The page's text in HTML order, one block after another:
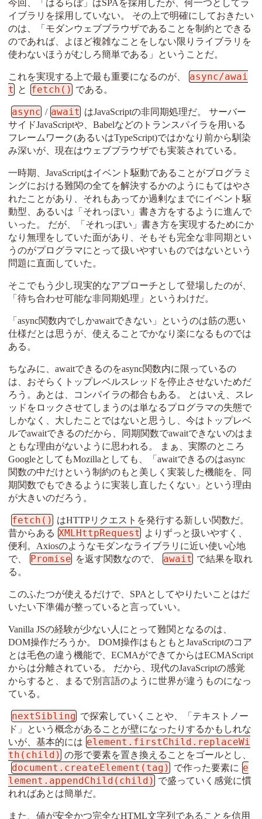
今回、「はるらぼ」はSPAを採用したが、何一つとしてラ
イブラリを採用していない。 その上で明確にしておきたい
のは、「モダンウェブブラウザであることを制約とできる
のであれば、よほど複雑なことをしない限りライブラリを
使わないほうがむしろ簡単である」ということだ。
これを実現する上で最も重要になるのが、
async/awai
t と fetch() である。
async / await はJavaScriptの非同期処理だ。 サーバー
サイドJavaScriptや、Babelなどのトランスパイラを用いる
フレームワーク(あるいはTypeScript)ではかなり前から馴染
み深いが、現在はウェブブラウザでも実装されている。
一時期、JavaScriptはイベント駆動であることがプログラミ
ングにおける難関の全てを解決するかのようにもてはやさ
れたことがあり、それもあってか過剰なまでにイベント駆
動型、あるいは「それっぽい」書き方をするように進んで
いった。 だが、「それっぽい」書き方を実現するためにか
なり無理をしていた面があり、そもそも完全な非同期とい
うのがプログラマにとって扱いやすいものではないという
問題に直面していた。
そこでもう少し現実的なアプローチとして登場したのが、
「待ち合わせ可能な非同期処理」というわけだ。
「async関数内でしかawaitできない」というのは筋の悪い
仕様だとは思うが、使えることでかなり楽になるものでは
ある。
ちなみに、awaitできるのをasync関数内に限っているの
は、おそらくトップレベルスレッドを停止させないためだ
ろう。あとは、コンパイラの都合もある。 とはいえ、スレ
ッドをロックさせてしまうのは単なるプログラマの失態で
しかなく、大したことではないと思うし、今はトップレベ
ルでawaitできるのだから、同期関数でawaitできないのはま
ともな理由がないように思われる。 まぁ、実際のところ
GoogleとしてもMozillaとしても、「awaitできるのはasync
関数の中だけという制約のもと美しく実装した機能を、同
期関数でもできるように実装し直したくない」という理由
が大きいのだろう。
fetch() はHTTPリクエストを発行する新しい関数だ。
昔からある XMLHttpRequest よりずっと扱いやすく、
便利。Axiosのようなモダンなライブラリに近い使い心地
で、
Promise を返す関数なので、 await で結果を取れ
る。
このふたつが使えるだけで、SPAとしてやりたいことはだ
いたい下準備が整っていると言っていい。
Vanilla JSの経験が少ない人にとって難関となるのは、
DOM操作だろうか。 DOM操作はもともとJavaScriptのコア
とは毛色の違う機能で、ECMAができてからはECMAScript
からは分離されている。 だから、現代のJavaScriptの感覚
からすると、まるで別言語のように世界が違うものになっ
ている。
nextSibling で探索していくことや、「テキストノー
ド」という概念があることが壁になったりするかもしれな
いが、基本的には element.firstChild.replaceWi
th(child) の形で要素を置き換えることをゴールとし、
document.createElement(tag) で作った要素に e
lement.appendChild(child) で盛っていく感覚に慣
れればあとは簡単だ。
また、値が安全かつ完全なHTML文字列であることを信用